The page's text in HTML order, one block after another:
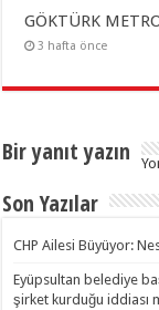
GÖKTÜRK
3 hafta önce
Bir yanıt yazın
Son Yazılar
CHP Ailesi Büyüyor:
Eyüpsultan belediye
şirket kurduğu iddiası